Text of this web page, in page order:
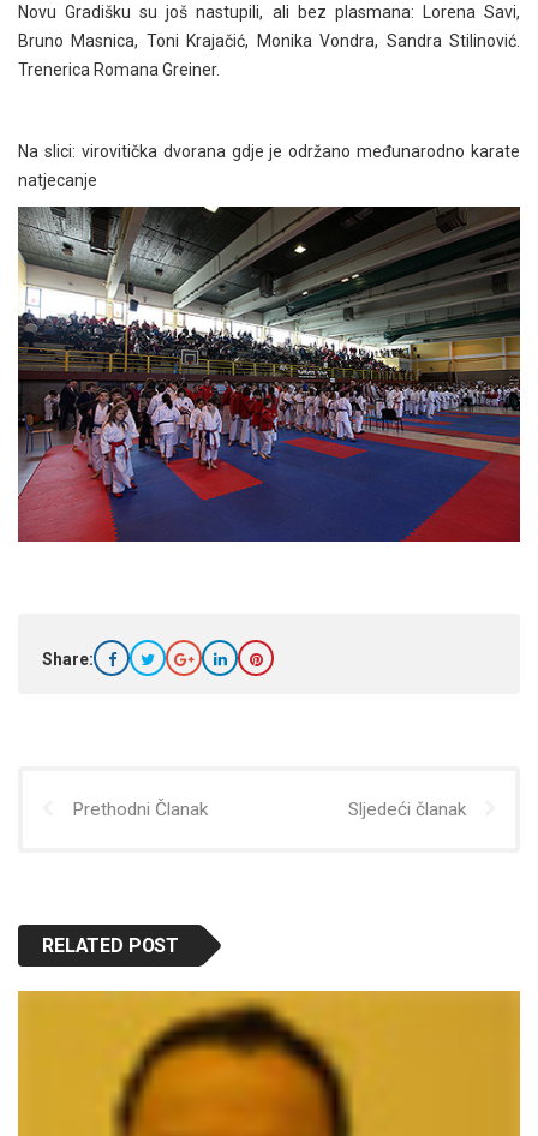
Novu Gradišku su još nastupili, ali bez plasmana: Lorena Savi,
Bruno Masnica, Toni Krajačić, Monika Vondra, Sandra Stilinović.
Trenerica Romana Greiner.
Na slici: virovitička dvorana gdje je održano međunarodno karate
natjecanje
Share:
Prethodni Članak Sljedeći članak
RELATED POST